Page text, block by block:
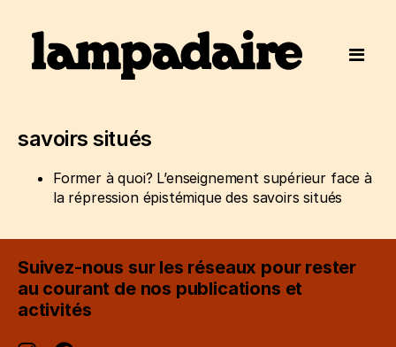
savoirs situés
Former à quoi? L’enseignement supérieur face à
la répression épistémique des savoirs situés
Suivez-nous sur les réseaux pour rester
au courant de nos publications et
activités